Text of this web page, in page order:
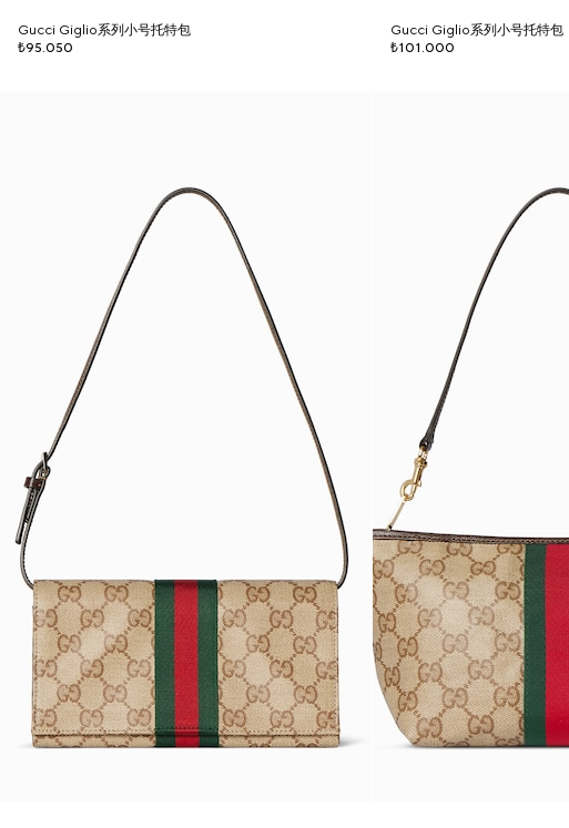
Gucci Giglio系列小号托特包
₺95.050
Gucci Giglio系列小号托特包
₺101.000